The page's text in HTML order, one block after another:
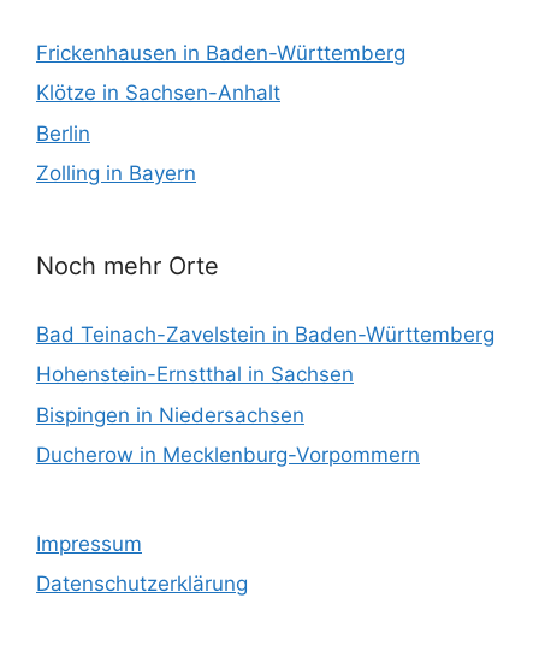
Frickenhausen in Baden-Württemberg
Klötze in Sachsen-Anhalt
Berlin
Zolling in Bayern
Noch mehr Orte
Bad Teinach-Zavelstein in Baden-Württemberg
Hohenstein-Ernstthal in Sachsen
Bispingen in Niedersachsen
Ducherow in Mecklenburg-Vorpommern
Impressum
Datenschutzerklärung